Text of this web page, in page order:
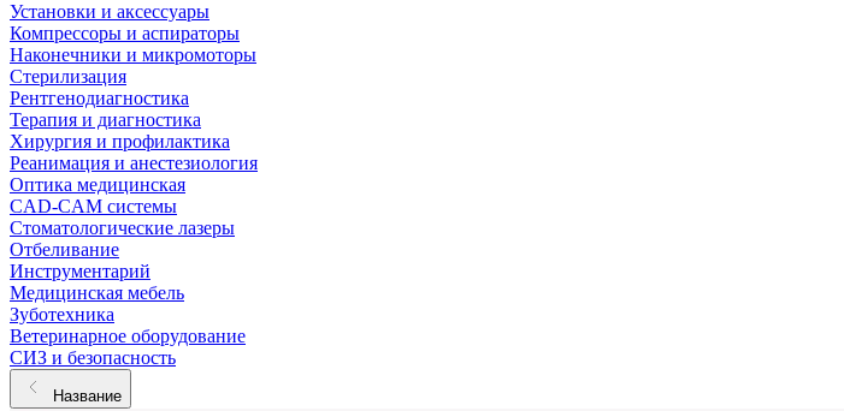
Установки и аксессуары
Компрессоры и аспираторы
Наконечники и микромоторы
Стерилизация
Рентгенодиагностика
Терапия и диагностика
Хирургия и профилактика
Реанимация и анестезиология
Оптика медицинская
CAD-CAM системы
Стоматологические лазеры
Отбеливание
Инструментарий
Медицинская мебель
Зуботехника
Ветеринарное оборудование
СИЗ и безопасность
Название